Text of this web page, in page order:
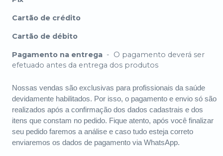
Cartão de crédito
Cartão de débito
Pagamento na entrega - O pagamento deverá ser
efetuado antes da entrega dos produtos
Nossas vendas são exclusivas para profissionais da saúde
devidamente habilitados. Por isso, o pagamento e envio só são
realizados após a confirmação dos dados cadastrais e dos
itens que constam no pedido. Fique atento, após você finalizar
seu pedido faremos a análise e caso tudo esteja correto
enviaremos os dados de pagamento via WhatsApp.